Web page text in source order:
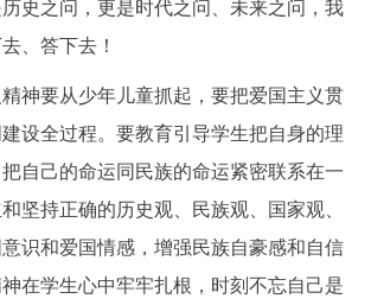
史之问，更是时代之问、未来之问，我
、答下去！
要从少年儿童抓起，要把爱国主义贯
设全过程。要教育引导学生把自身的理
自己的命运同民族的命运紧密联系在一
坚持正确的历史观、民族观、国家观、
识和爱国情感，增强民族自豪感和自信
在学生心中牢牢扎根，时刻不忘自己是